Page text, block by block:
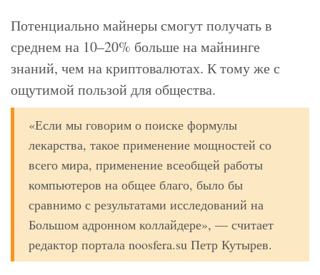
Потенциально майнеры смогут получать в
среднем на 10–20% больше на майнинге
знаний, чем на криптовалютах. К тому же с
ощутимой пользой для общества.
«Если мы говорим о поиске формулы
лекарства, такое применение мощностей со
всего мира, применение всеобщей работы
компьютеров на общее благо, было бы
сравнимо с результатами исследований на
Большом адронном коллайдере», — считает
редактор портала noosfera.su Петр Кутырев.